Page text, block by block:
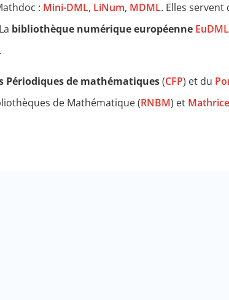
: Mini-DML, LiNum, MDML. Elles
bibliothèque numérique européenne EuDML
Périodiques de mathématiques(CFP) et du
de Mathématique (RNBM) et Mathrice